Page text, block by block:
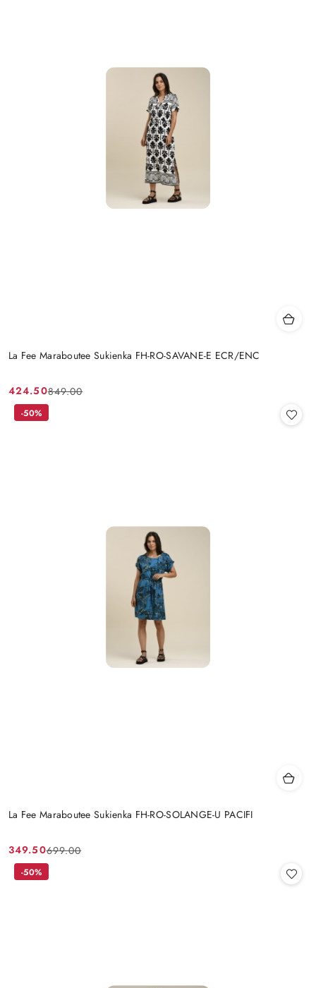
La Fee Maraboutee Sukienka FH-RO-SAVANE-E ECR/ENC
Cena
promocyjna:
424.50
Cena
przed
849.00
La Fee Maraboutee Sukienka FH-RO-SOLANGE-U PACIFI
Cena
promocyjna:
349.50
Cena
przed
699.00
-50%
-50%